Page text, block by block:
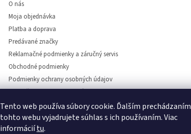
Tento web používa súbory cookie. Ďalším prechádzaním
tohto webu vyjadrujete súhlas s ich používaním. Viac
informáciítu.
O nás
Moja objednávka
Platba a doprava
Predávané značky
Reklamačné podmienky a záručný servis
Obchodné podmienky
Podmienky ochrany osobných údajov
Napíšte nám
Kontakt